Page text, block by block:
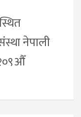
नेपाली